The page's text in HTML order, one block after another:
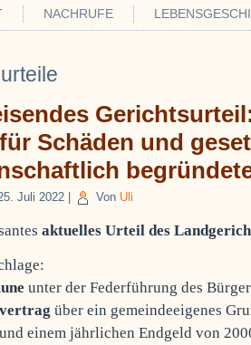
NACHRUFE
Schäden und
Juli 2022 Von Uli
aktuelles Urteil des
unter der Federführung des
über ein gemeindeeigenes
und einem jährlichen Endgeld von